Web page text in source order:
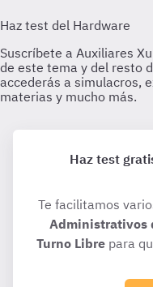
Haz test
Te facilitamos
Administrativos
Turno Libre para